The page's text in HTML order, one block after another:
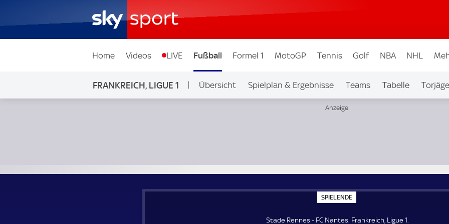
Home Videos LIVE Fußball Formel 1 MotoGP Tennis Golf NBA NHL
FRANKREICH, LIGUE 1 Übersicht Spielplan & Ergebnisse Teams Tabelle
SPIELENDE
P
E
Stade Rennes - FC Nantes. Frankreich, Ligue 1.